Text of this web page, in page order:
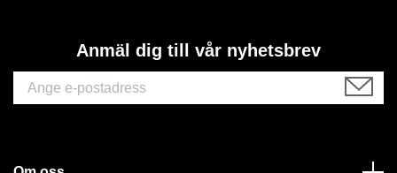
Anmäl dig till vår nyhetsbrev